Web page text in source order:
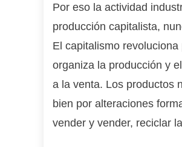
Por eso la actividad
producción capitalista,
El capitalismo
organiza la producción y
a la venta. Los productos
bien por alteraciones
vender y vender, reciclar